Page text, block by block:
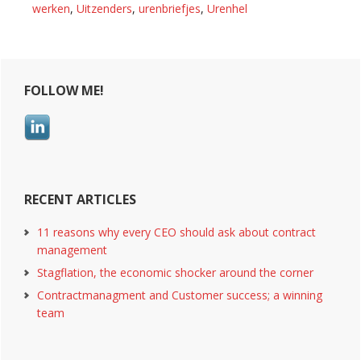
werken, Uitzenders, urenbriefjes, Urenhel
Primary
Sidebar
FOLLOW ME!
RECENT ARTICLES
11 reasons why every CEO should ask about contract
management
Stagflation, the economic shocker around the corner
Contractmanagment and Customer success; a winning
team